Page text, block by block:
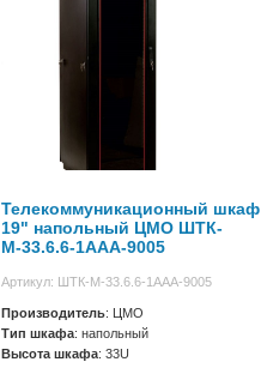
Телекоммуникационный шкаф
19" напольный ЦМО ШТК-
М-33.6.6-1ААА-9005
Артикул: ШТК-М-33.6.6-1ААА-9005
Производитель: ЦМО
Тип шкафа: напольный
Высота шкафа: 33U